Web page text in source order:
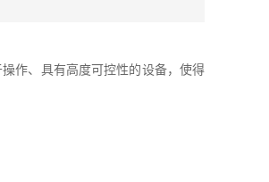
作、具有高度可控性的设备，使得